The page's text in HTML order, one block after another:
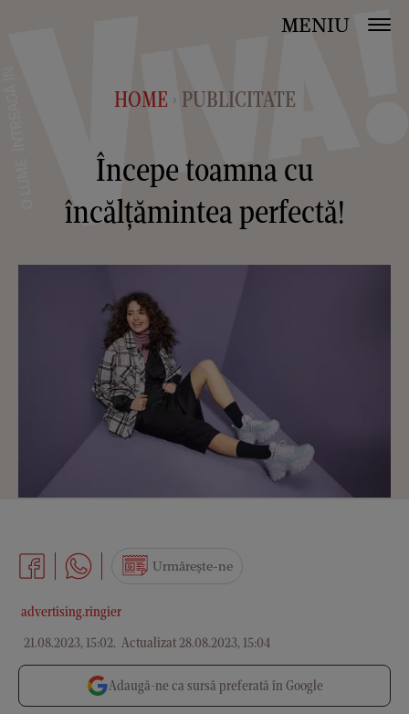
MENIU
HOME > PUBLICITATE
Începe toamna cu
încălțămintea perfectă!
advertising.ringier
21.08.2023, 15:02. Actualizat 28.08.2023, 15:04
Urmărește-ne
Adaugă-ne ca sursă preferată în Google